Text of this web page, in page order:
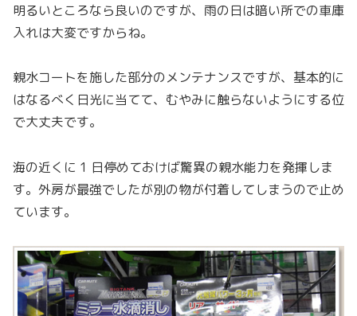
明るいところなら良いのですが、雨の日は暗い所での車庫
入れは大変ですからね。
親水コートを施した部分のメンテナンスですが、基本的に
はなるべく日光に当てて、むやみに触らないようにする位
で大丈夫です。
海の近くに 1 日停めておけば驚異の親水能力を発揮しま
す。外房が最強でしたが別の物が付着してしまうので止め
ています。